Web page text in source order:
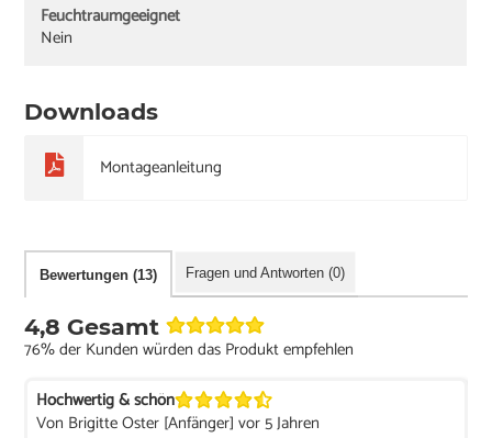
Feuchtraumgeeignet
Nein
Downloads
Montageanleitung
Bewertungen (13) Fragen und Antworten (0)
4,8 Gesamt
76% der Kunden würden das Produkt empfehlen
Hochwertig & schön
Von Brigitte Oster [Anfänger] vor 5 Jahren